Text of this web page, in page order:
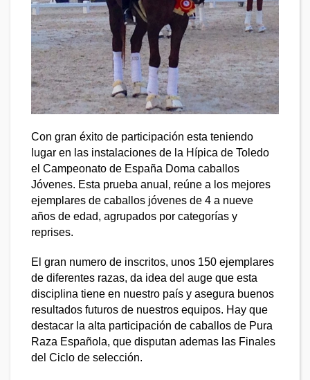
Con gran éxito de participación esta teniendo
lugar en las instalaciones de la Hípica de Toledo
el Campeonato de España Doma caballos
Jóvenes. Esta prueba anual, reúne a los mejores
ejemplares de caballos jóvenes de 4 a nueve
años de edad, agrupados por categorías y
reprises.
El gran numero de inscritos, unos 150 ejemplares
de diferentes razas, da idea del auge que esta
disciplina tiene en nuestro país y asegura buenos
resultados futuros de nuestros equipos. Hay que
destacar la alta participación de caballos de Pura
Raza Española, que disputan ademas las Finales
del Ciclo de selección.